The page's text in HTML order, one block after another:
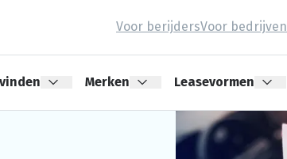
Voor berijdersVoor bedrijven
Merken Leasevormen